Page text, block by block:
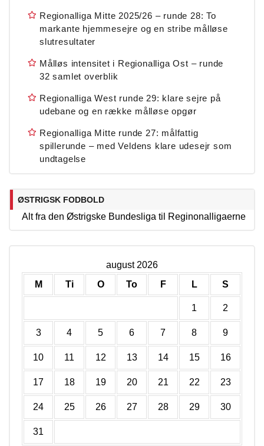
Regionalliga Mitte 2025/26 – runde 28: To
markante hjemmesejre og en stribe målløse
slutresultater
Målløs intensitet i Regionalliga Ost – runde
32 samlet overblik
Regionalliga West runde 29: klare sejre på
udebane og en række målløse opgør
Regionalliga Mitte runde 27: målfattig
spillerunde – med Veldens klare udesejr som
undtagelse
ØSTRIGSK FODBOLD
Alt fra den Østrigske Bundesliga til Reginonalligaerne
august 2026
M
Ti O To F L S
1 2
3 4 5 6 7 8 9
10 11 12 13 14 15 16
17 18 19 20 21 22 23
24 25 26 27 28 29 30
31